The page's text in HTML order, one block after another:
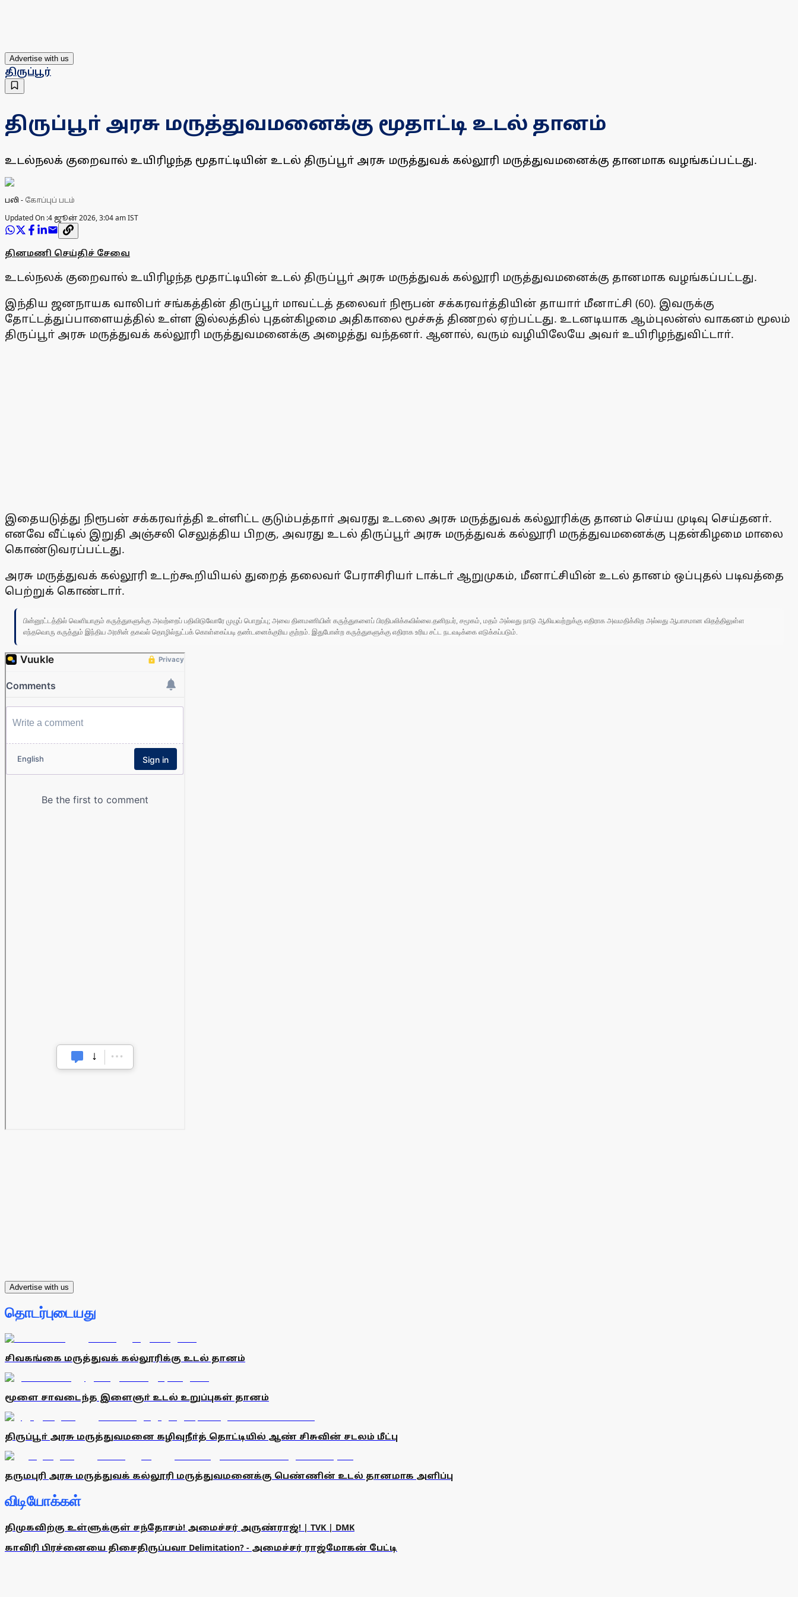
Advertise with us
திருப்பூர்
திருப்பூா் அரசு மருத்துவமனைக்கு மூதாட்டி உடல் தானம்
உடல்நலக் குறைவால் உயிரிழந்த மூதாட்டியின் உடல் திருப்பூா் அரசு மருத்துவக் கல்லூரி மருத்துவமனைக்கு தானமாக வழங்கப்பட்டது.
பலி - கோப்புப் படம்
Updated On :4 ஜூன் 2026, 3:04 am IST
தினமணி செய்திச் சேவை
உடல்நலக் குறைவால் உயிரிழந்த மூதாட்டியின் உடல் திருப்பூா் அரசு மருத்துவக் கல்லூரி மருத்துவமனைக்கு தானமாக வழங்கப்பட்டது.
இந்திய ஜனநாயக வாலிபா் சங்கத்தின் திருப்பூா் மாவட்டத் தலைவா் நிரூபன் சக்கரவா்த்தியின் தாயாா் மீனாட்சி (60). இவருக்கு
தோட்டத்துப்பாளையத்தில் உள்ள இல்லத்தில் புதன்கிழமை அதிகாலை மூச்சுத் திணறல் ஏற்பட்டது. உடனடியாக ஆம்புலன்ஸ் வாகனம் மூலம்
திருப்பூா் அரசு மருத்துவக் கல்லூரி மருத்துவமனைக்கு அழைத்து வந்தனா். ஆனால், வரும் வழியிலேயே அவா் உயிரிழந்துவிட்டாா்.
இதையடுத்து நிரூபன் சக்கரவா்த்தி உள்ளிட்ட குடும்பத்தாா் அவரது உடலை அரசு மருத்துவக் கல்லூரிக்கு தானம் செய்ய முடிவு செய்தனா்.
எனவே வீட்டில் இறுதி அஞ்சலி செலுத்திய பிறகு, அவரது உடல் திருப்பூா் அரசு மருத்துவக் கல்லூரி மருத்துவமனைக்கு புதன்கிழமை மாலை
கொண்டுவரப்பட்டது.
அரசு மருத்துவக் கல்லூரி உடற்கூறியியல் துறைத் தலைவா் பேராசிரியா் டாக்டா் ஆறுமுகம், மீனாட்சியின் உடல் தானம் ஒப்புதல் படிவத்தை
பெற்றுக் கொண்டாா்.
பின்னூட்டத்தில் வெளியாகும் கருத்துகளுக்கு அவற்றைப் பதிவிடுவோரே முழுப் பொறுப்பு; அவை தினமணியின் கருத்துகளைப் பிரதிபலிக்கவில்லை.தனிநபர், சமூகம், மதம் அல்லது நாடு ஆகியவற்றுக்கு எதிராக அவமதிக்கிற அல்லது ஆபாசமான விதத்திலுள்ள
எந்தவொரு கருத்தும் இந்திய அரசின் தகவல் தொழில்நுட்பக் கொள்கைப்படி தண்டனைக்குரிய குற்றம். இதுபோன்ற கருத்துகளுக்கு எதிராக உரிய சட்ட நடவடிக்கை எடுக்கப்படும்.
Advertise with us
தொடர்புடையது
சிவகங்கை மருத்துவக் கல்லூரிக்கு உடல் தானம்
மூளை சாவடைந்த இளைஞா் உடல் உறுப்புகள் தானம்
திருப்பூா் அரசு மருத்துவமனை கழிவுநீா்த் தொட்டியில் ஆண் சிசுவின் சடலம் மீட்பு
தருமபுரி அரசு மருத்துவக் கல்லூரி மருத்துவமனைக்கு பெண்ணின் உடல் தானமாக அளிப்பு
விடியோக்கள்
திமுகவிற்கு உள்ளுக்குள் சந்தோசம்! அமைச்சர் அருண்ராஜ்! | TVK | DMK
காவிரி பிரச்னையை திசைதிருப்பவா Delimitation? - அமைச்சர் ராஜ்மோகன் பேட்டி